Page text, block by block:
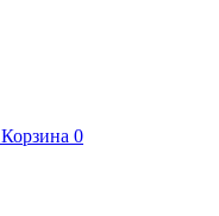
Корзина 0